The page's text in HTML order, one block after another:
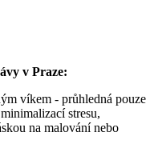
v Praze:
víkem - průhledná pouze
stresu,
na malování nebo